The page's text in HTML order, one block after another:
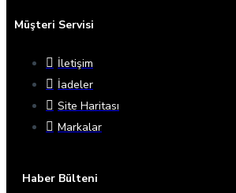
Müşteri Servisi
İletişim
İadeler
Site Haritası
Markalar
Haber Bülteni